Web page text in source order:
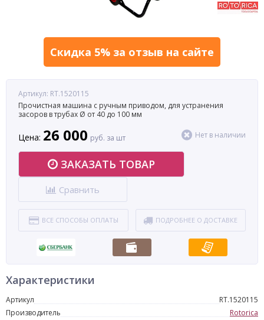
Скидка 5% за отзыв на сайте
Артикул: RT.1520115
Прочистная машина с ручным приводом, для устранения
засоров в трубах Ø от 40 до 100 мм
Цена: 26 000 руб. за шт Нет в наличии
ЗАКАЗАТЬ ТОВАР
Сравнить
ВСЕ СПОСОБЫ ОПЛАТЫ ПОДРОБНЕЕ О ДОСТАВКЕ
Характеристики
Артикул
RT.1520115
Производитель
Rotorica